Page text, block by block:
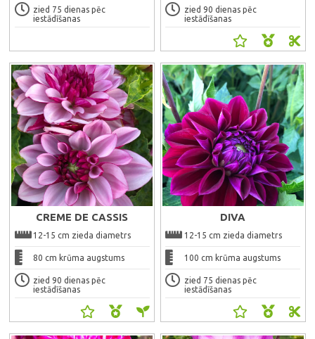
zied 75 dienas pēc
iestādīšanas
zied 90 dienas pēc
iestādīšanas
CREME DE CASSIS
12-15 cm zieda diametrs
80 cm krūma augstums
zied 90 dienas pēc
iestādīšanas
DIVA
12-15 cm zieda diametrs
100 cm krūma augstums
zied 75 dienas pēc
iestādīšanas
Ātrais skats
Ātrais skats Ātrais skats